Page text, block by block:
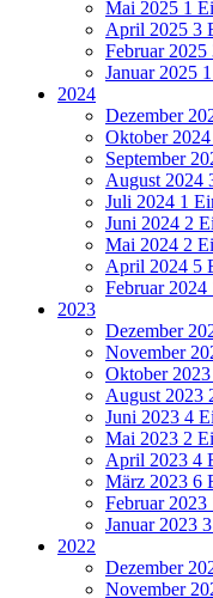
Mai 2025 1
April 2025 3
Februar 2025
Januar 2025
2024
Dezember
Oktober 2024
September
August 2024
Juli 2024 1
Juni 2024 2
Mai 2024 2
April 2024 5
Februar 2024
2023
Dezember
November
Oktober 2023
August 2023
Juni 2023 4
Mai 2023 2
April 2023 4
März 2023 6
Februar 2023
Januar 2023
2022
Dezember
November